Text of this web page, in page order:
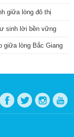
giữa lòng đô thị
sinh lời bền vững
giữa lòng Bắc Giang